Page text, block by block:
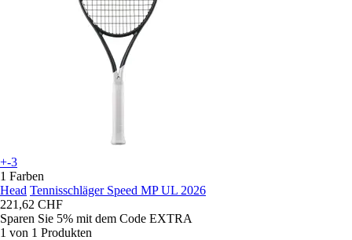
+-3
1 Farben
Head Tennisschläger Speed MP UL 2026
221,62 CHF
Sparen Sie 5% mit dem Code EXTRA
1 von 1 Produkten